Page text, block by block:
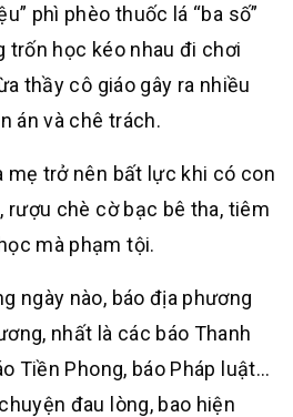
phì phèo thuốc lá “ba số”
trốn học kéo nhau đi chơi
thầy cô giáo gây ra nhiều
án và chê trách.
mẹ trở nên bất lực khi có con
rượu chè cờ bạc bê tha, tiêm
mà phạm tội.
ngày nào, báo địa phương
nhất là các báo Thanh
Tiền Phong, báo Pháp luật…
đau lòng, bao hiện